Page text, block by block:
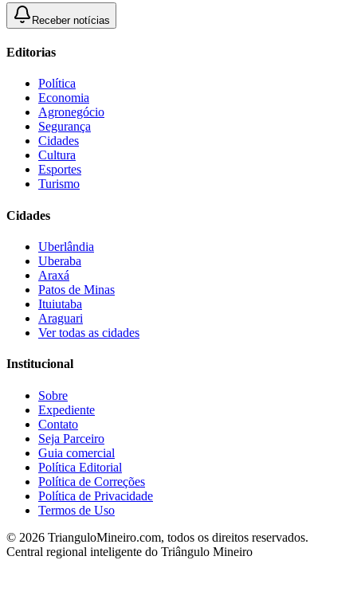
Receber notícias
Editorias
Política
Economia
Agronegócio
Segurança
Cidades
Cultura
Esportes
Turismo
Cidades
Uberlândia
Uberaba
Araxá
Patos de Minas
Ituiutaba
Araguari
Ver todas as cidades
Institucional
Sobre
Expediente
Contato
Seja Parceiro
Guia comercial
Política Editorial
Política de Correções
Política de Privacidade
Termos de Uso
© 2026 TrianguloMineiro.com, todos os direitos reservados.
Central regional inteligente do Triângulo Mineiro